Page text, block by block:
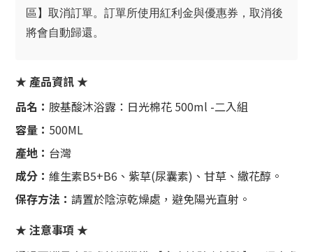
區】取消訂單。訂單所使用紅利金與優惠券，取消後
將會自動歸還。
★ 產品資訊 ★
品名： 胺基酸沐浴露：日光棉花 500ml -二入組
容量： 500ML
產地： 台灣
成分： 維生素B5+B6、紫草(尿囊素)、甘草、繖花醇。
保存方法： 請置於陰涼乾燥處，避免陽光直射。
★ 注意事項 ★